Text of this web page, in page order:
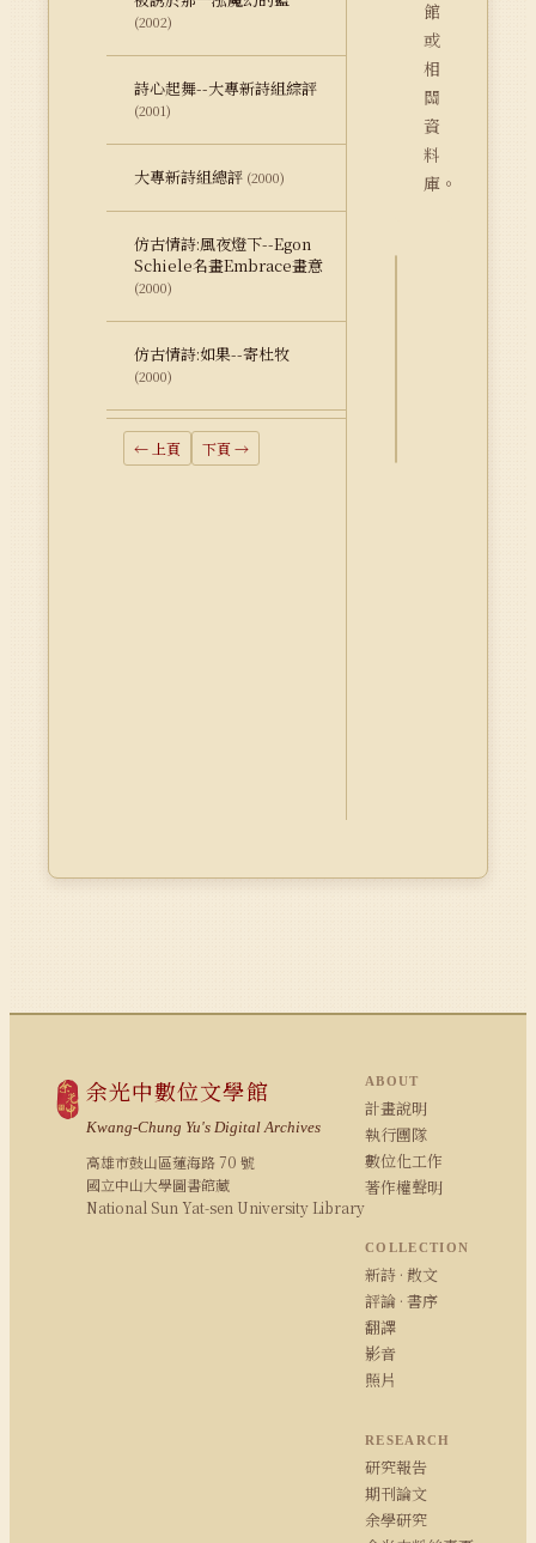
(2002)
詩心起舞--大專新詩組綜評
(2001)
大專新詩組總評 (2000)
仿古情詩:風夜燈下--Egon
Schiele名畫Embrace畫意
(2000)
仿古情詩:如果--寄杜牧
(2000)
← 上頁 下頁 →
館
或
相
關
資
料
庫。
余光中數位文學館
Kwang-Chung Yu's Digital Archives
高雄市鼓山區蓮海路 70 號
國立中山大學圖書館藏
National Sun Yat-sen University Library
ABOUT
計畫說明
執行團隊
數位化工作
著作權聲明
COLLECTION
新詩 · 散文
評論 · 書序
翻譯
影音
照片
RESEARCH
研究報告
期刊論文
余學研究